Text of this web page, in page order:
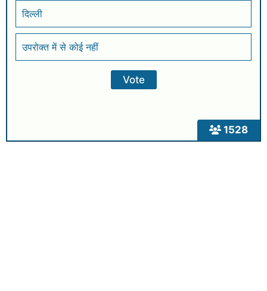
1528
दिल्ली
उपरोक्त में से कोई नहीं